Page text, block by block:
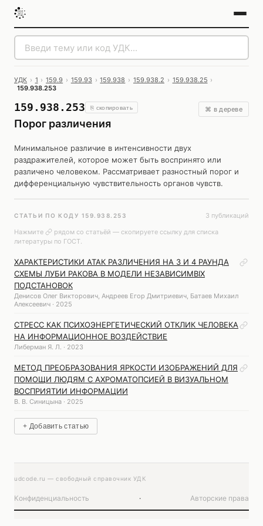
УДК › 1 › 159.9 › 159.93 › 159.938 › 159.938.2 › 159.938.25 ›
159.938.253
159.938.253 ⎘ скопировать
Порог различения
⌘ в дереве
Минимальное различие в интенсивности двух
раздражителей, которое может быть воспринято или
различено человеком. Рассматривает разностный порог и
дифференциальную чувствительность органов чувств.
СТАТЬИ ПО КОДУ 159.938.253
3 публикаций
Нажмите
рядом со статьёй — скопируете ссылку для списка
литературы по ГОСТ.
ХАРАКТЕРИСТИКИ АТАК РАЗЛИЧЕНИЯ НА 3 И 4 РАУНДА
СХЕМЫ ЛУБИ РАКОВА В МОДЕЛИ НЕЗАВИСИМВІХ
ПОДСТАНОВОК
Денисов Олег Викторович, Андреев Егор Дмитриевич, Батаев Михаил
Алексеевич · 2025
СТРЕСС КАК ПСИХОЭНЕРГЕТИЧЕСКИЙ ОТКЛИК ЧЕЛОВЕКА
НА ИНФОРМАЦИОННОЕ ВОЗДЕЙСТВИЕ
Либерман Я. Л. · 2023
МЕТОД ПРЕОБРАЗОВАНИЯ ЯРКОСТИ ИЗОБРАЖЕНИЙ ДЛЯ
ПОМОЩИ ЛЮДЯМ С АХРОМАТОПСИЕЙ В ВИЗУАЛЬНОМ
ВОСПРИЯТИИ ИНФОРМАЦИИ
В. В. Синицына · 2025
+ Добавить статью
udcode.ru — свободный справочник УДК
Конфиденциальность · Авторские права